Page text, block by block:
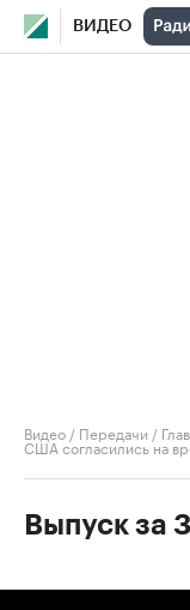
ВИДЕО
Видео / Передачи /
США согласились на
Выпуск за